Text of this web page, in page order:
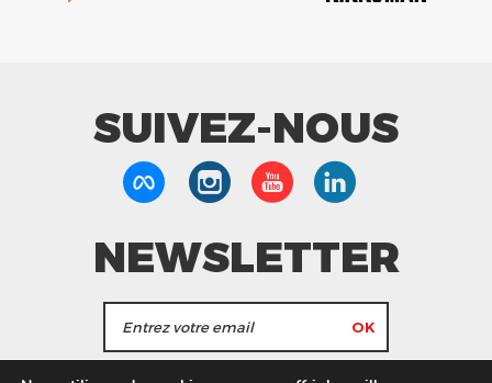
SUIVEZ-NOUS
NEWSLETTER
J'accepte de recevoir les actualités et les